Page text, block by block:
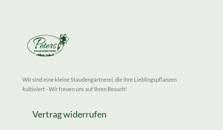
Wir sind eine kleine Staudengärtnerei, die ihre Lieblingspflanzen
kultiviert - Wir freuen uns auf Ihren Besuch!
Vertrag widerrufen